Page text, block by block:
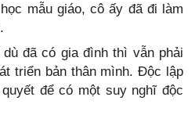
mẫu giáo, cô ấy đã đi làm
đã có gia đình thì vẫn phải
triển bản thân mình. Độc lập
để có một suy nghĩ độc